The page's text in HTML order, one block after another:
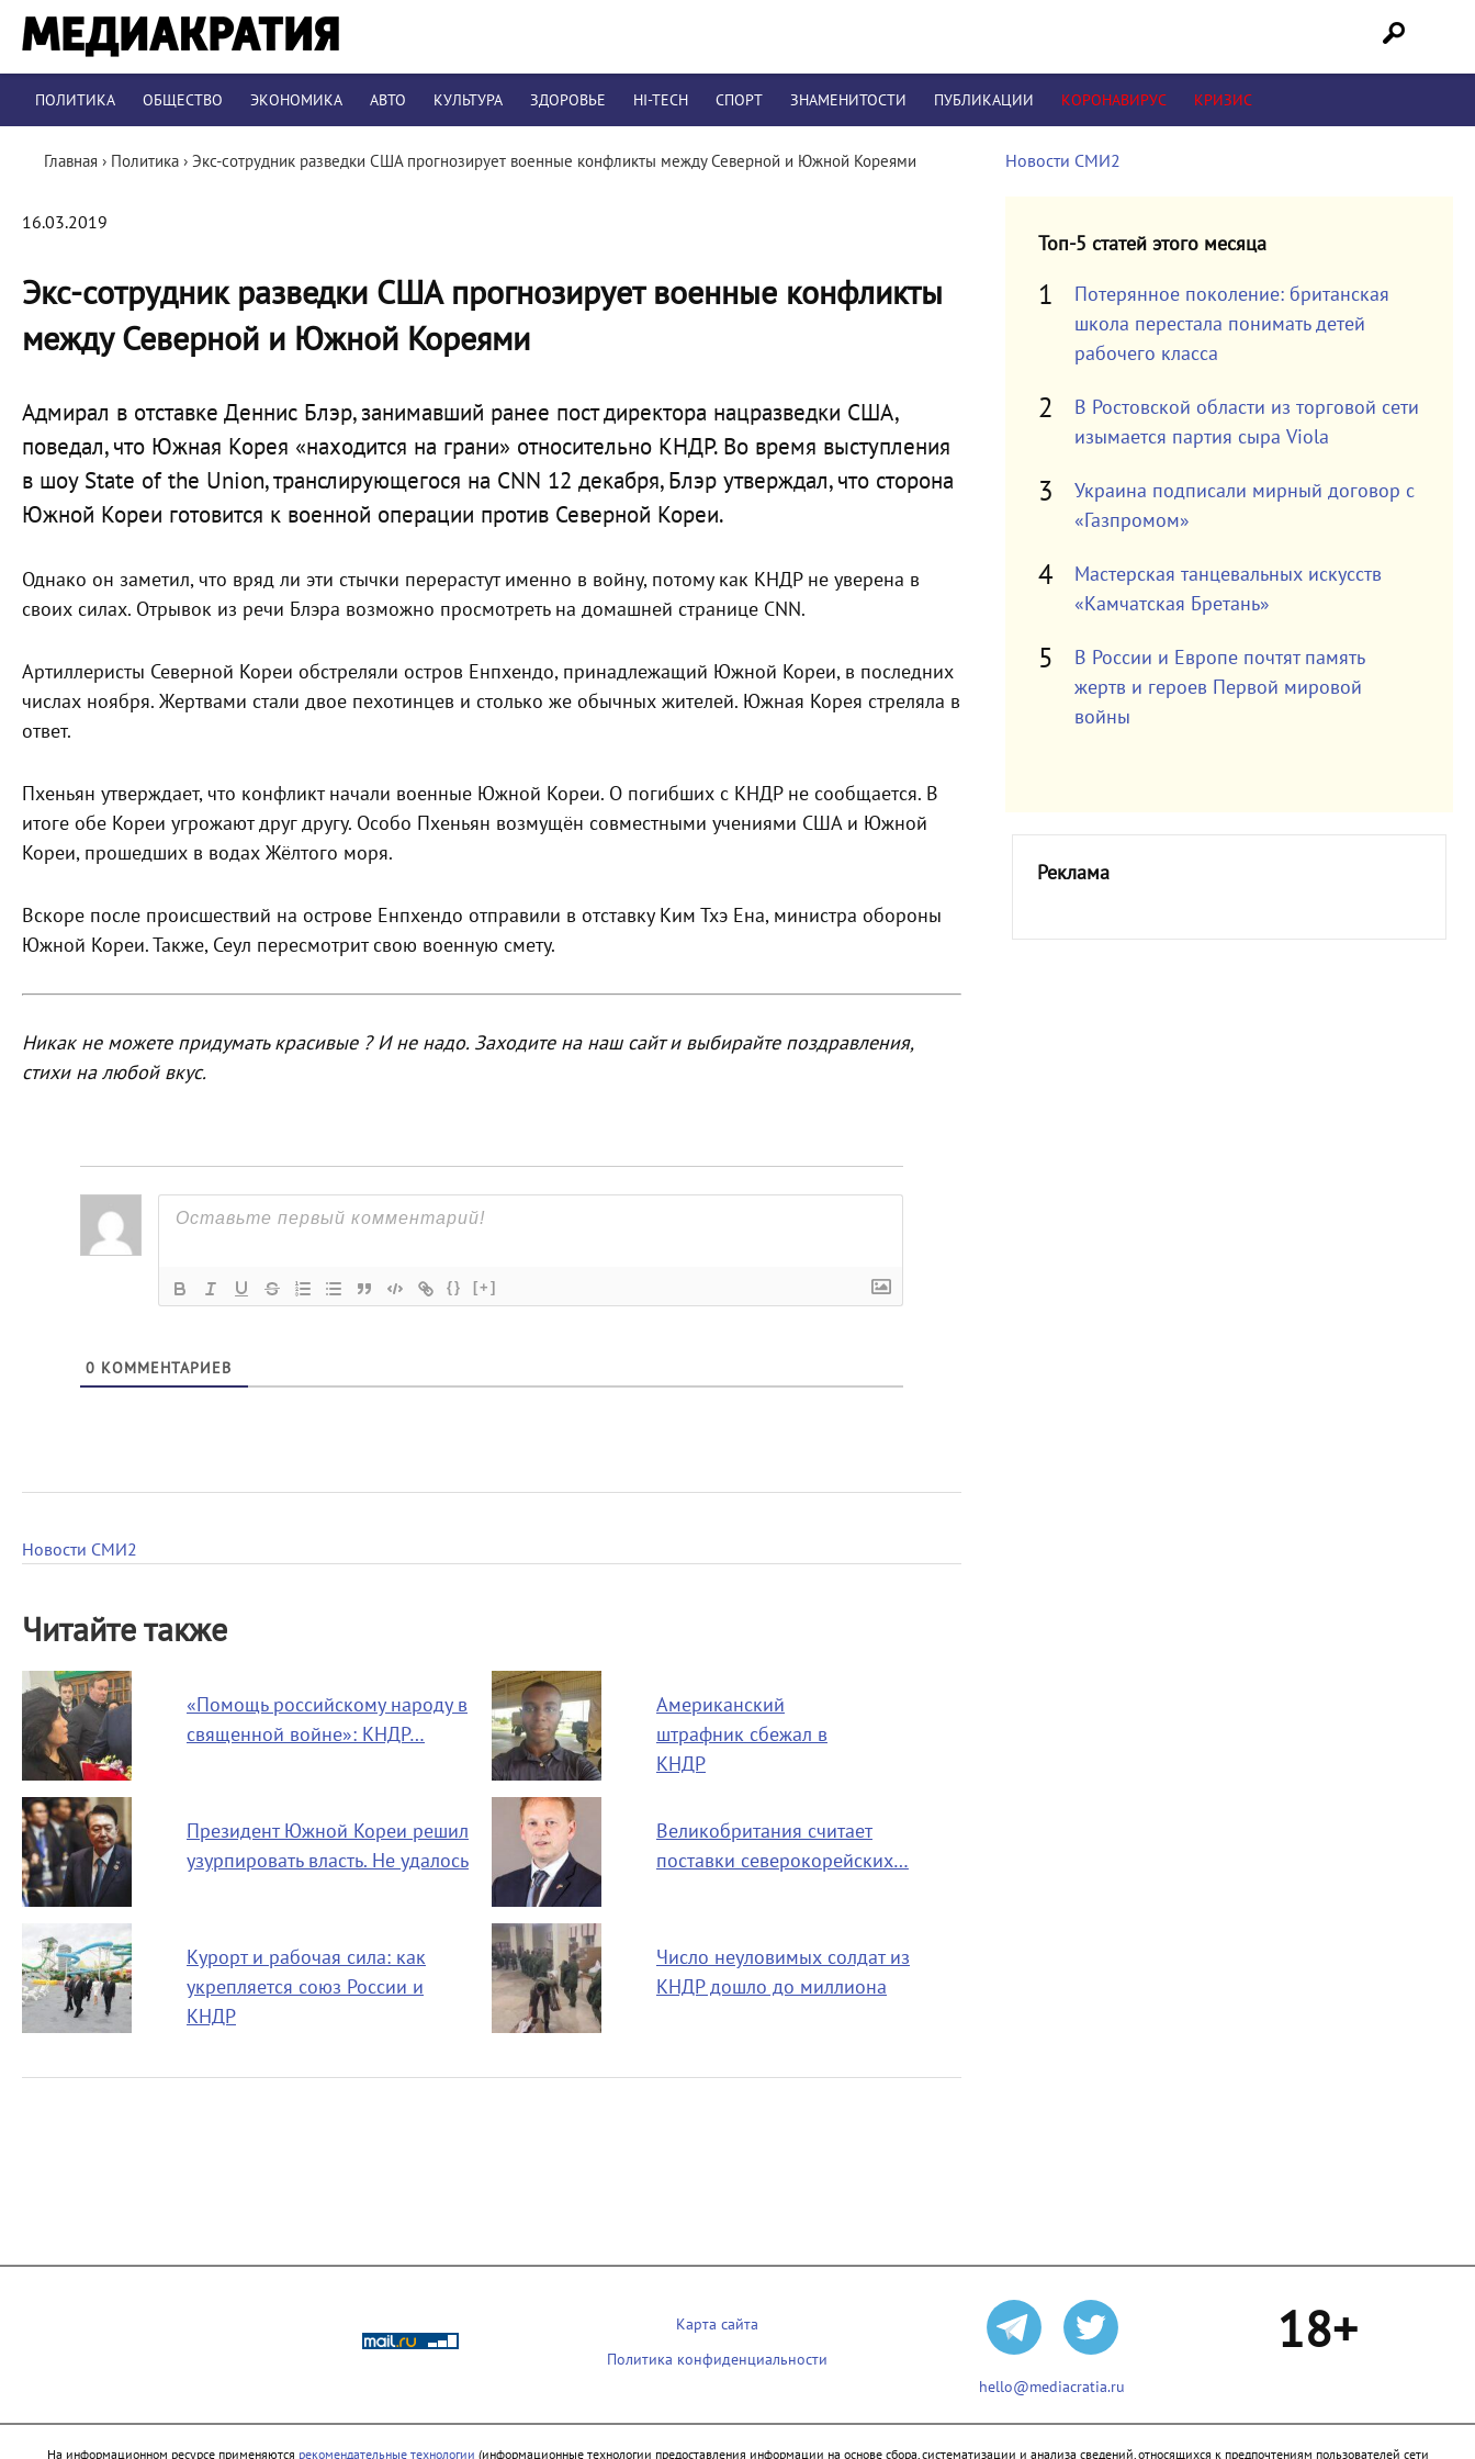
ПОЛИТИКА ОБЩЕСТВО ЭКОНОМИКА АВТО КУЛЬТУРА ЗДОРОВЬЕ HI-TECH СПОРТ ЗНАМЕНИТОСТИ ПУБЛИКАЦИИ КОРОНАВИРУС КРИЗИС
Главная › Политика › Экс-сотрудник разведки США прогнозирует военные конфликты между Северной и Южной Кореями
16.03.2019
Экс-сотрудник разведки США прогнозирует военные конфликты
между Северной и Южной Кореями
Адмирал в отставке Деннис Блэр, занимавший ранее пост директора нацразведки США,
поведал, что Южная Корея «находится на грани» относительно КНДР. Во время выступления
в шоу State of the Union, транслирующегося на CNN 12 декабря, Блэр утверждал, что сторона
Южной Кореи готовится к военной операции против Северной Кореи.
Однако он заметил, что вряд ли эти стычки перерастут именно в войну, потому как КНДР не уверена в
своих силах. Отрывок из речи Блэра возможно просмотреть на домашней странице CNN.
Артиллеристы Северной Кореи обстреляли остров Енпхендо, принадлежащий Южной Кореи, в последних
числах ноября. Жертвами стали двое пехотинцев и столько же обычных жителей. Южная Корея стреляла в
ответ.
Пхеньян утверждает, что конфликт начали военные Южной Кореи. О погибших с КНДР не сообщается. В
итоге обе Кореи угрожают друг другу. Особо Пхеньян возмущён совместными учениями США и Южной
Кореи, прошедших в водах Жёлтого моря.
Вскоре после происшествий на острове Енпхендо отправили в отставку Ким Тхэ Ена, министра обороны
Южной Кореи. Также, Сеул пересмотрит свою военную смету.
Никак не можете придумать красивые ? И не надо. Заходите на наш сайт и выбирайте поздравления,
стихи на любой вкус.
{} [+]
0 КОММЕНТАРИЕВ
Новости СМИ2
Читайте также
«Помощь российскому народу в
священной войне»: КНДР…
Американский
штрафник сбежал в
КНДР
Президент Южной Кореи решил
узурпировать власть. Не удалось
Великобритания считает
поставки северокорейских…
Курорт и рабочая сила: как
укрепляется союз России и
КНДР
Число неуловимых солдат из
КНДР дошло до миллиона
Новости СМИ2
Топ-5 статей этого месяца
Потерянное поколение: британская
школа перестала понимать детей
рабочего класса
В Ростовской области из торговой сети
изымается партия сыра Viola
Украина подписали мирный договор с
«Газпромом»
Мастерская танцевальных искусств
«Камчатская Бретань»
В России и Европе почтят память
жертв и героев Первой мировой
войны
Реклама
Карта сайта
Политика конфиденциальности
hello@mediacratia.ru
18+
На информационном ресурсе применяются рекомендательные технологии (информационные технологии предоставления информации на основе сбора, систематизации и анализа сведений, относящихся к предпочтениям пользователей сети